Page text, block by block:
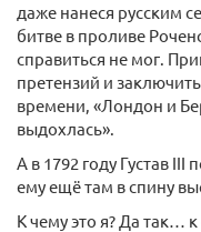
даже нанеся русским
битве в проливе
справиться не мог.
претензий и
времени, «Лондон и
выдохлась».
А в 1792 году Густав
ему ещё там в спину
К чему это я? Да так…